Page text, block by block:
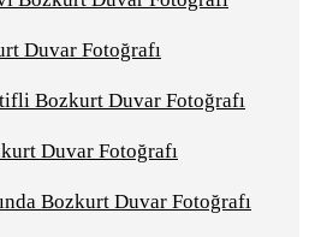
Duvar Fotoğrafı
Duvar Fotoğrafı